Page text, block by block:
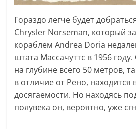
Гораздо легче будет
Chrysler Norseman, который
кораблем Andrea Doria
штата Массачуттс в 1956
на глубине всего 50 метров,
в отличие от Рено, находится
досягаемости. Но находясь
полувека он, вероятно, уже